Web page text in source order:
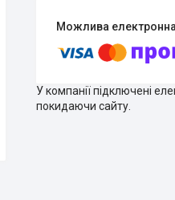
У компанії підключені
покидаючи сайту.